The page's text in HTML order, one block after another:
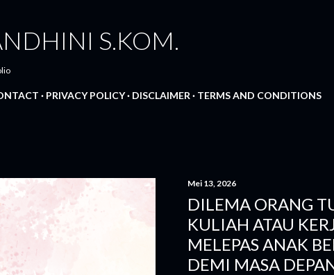
S.KOM.
PRIVACY POLICY DISCLAIMER TERMS AND CONDITIONS
Mei 13, 2026
DILEMA ORANG
KULIAH ATAU
MELEPAS ANAK
DEMI MASA